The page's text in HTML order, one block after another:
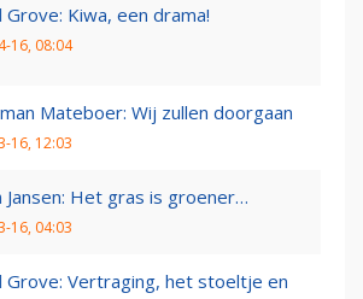
Grove: Kiwa, een drama!
16, 08:04
Mateboer: Wij zullen doorgaan
16, 12:03
Jansen: Het gras is groener…
16, 04:03
Grove: Vertraging, het stoeltje en